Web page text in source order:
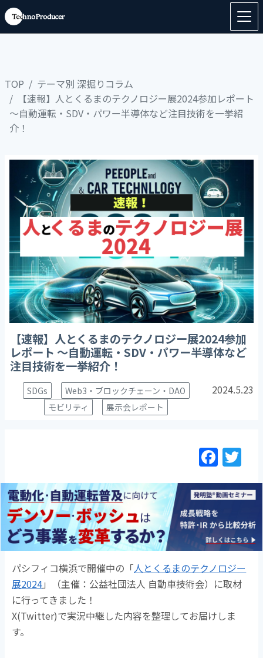
TOP
テーマ別 深掘りコラム
【速報】人とくるまのテクノロジー展2024参加レポート
～自動運転・SDV・パワー半導体など注目技術を一挙紹
介！
【速報】人とくるまのテクノロジー展2024参加
レポート ～自動運転・SDV・パワー半導体など
注目技術を一挙紹介！
SDGs
Web3・ブロックチェーン・DAO
モビリティ
展示会レポート
2024.5.23
F
a
c
b
o
o
k
itt
パシフィコ横浜で開催中の「人とくるまのテクノロジー
展2024」（主催：公益社団法人 自動車技術会）に取材
に行ってきました！
X(Twitter)で実況中継した内容を整理してお届けしま
す。